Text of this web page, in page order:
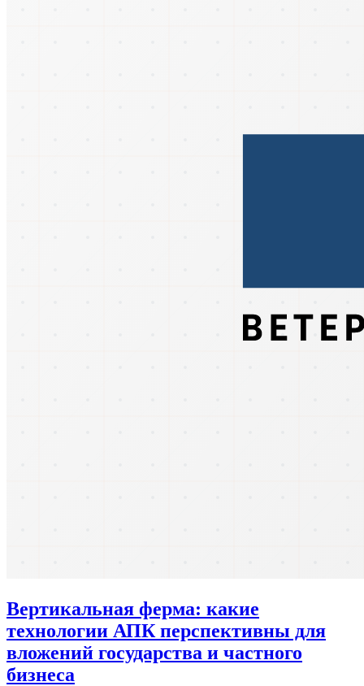
Вертикальная ферма: какие
технологии АПК перспективны для
вложений государства и частного
бизнеса